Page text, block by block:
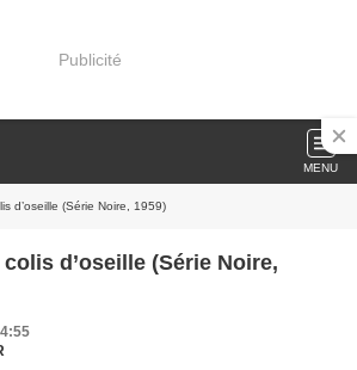
Publicité
MENU
d’oseille (Série Noire, 1959)
d’oseille (Série Noire,